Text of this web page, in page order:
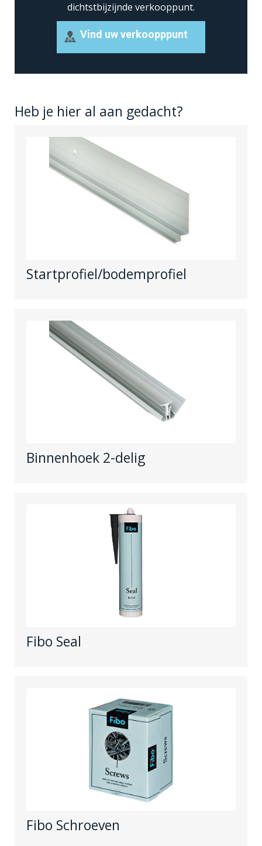
dichtstbijzijnde verkooppunt.
Vind uw verkoopppunt
Heb je hier al aan gedacht?
Startprofiel/bodemprofiel
Binnenhoek 2-delig
Fibo Seal
Fibo Schroeven